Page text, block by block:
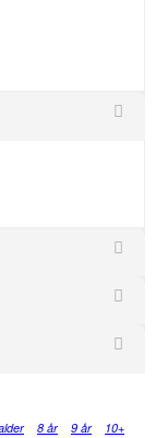
8 år 9 år
10+